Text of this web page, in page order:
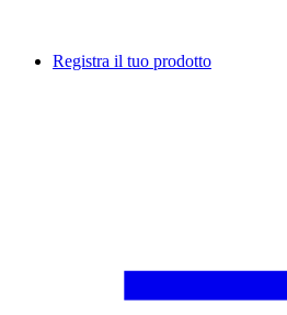
Registra il tuo prodotto